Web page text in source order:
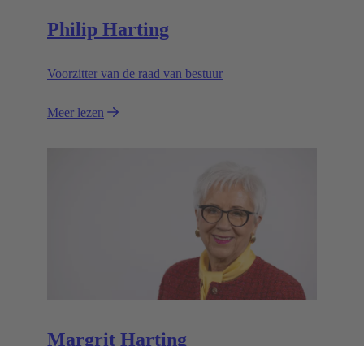
Philip Harting
Voorzitter van de raad van bestuur
Meer lezen
Margrit Harting